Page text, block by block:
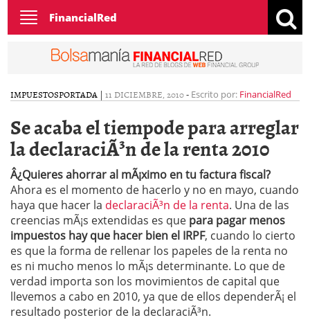
Toggle
navigation
FinancialRed
IMPUESTOSPORTADA | 11 DICIEMBRE, 2010- Escrito por: FinancialRed
Se acaba el tiempode para arreglar
la declaraciÃ³n de la renta 2010
Â¿Quieres ahorrar al mÃ¡ximo en tu factura fiscal?
Ahora es el momento de hacerlo y no en mayo, cuando
haya que hacer la declaraciÃ³n de la renta. Una de las
creencias mÃ¡s extendidas es que para pagar menos
impuestos hay que hacer bien el IRPF, cuando lo cierto
es que la forma de rellenar los papeles de la renta no
es ni mucho menos lo mÃ¡s determinante. Lo que de
verdad importa son los movimientos de capital que
llevemos a cabo en 2010, ya que de ellos dependerÃ¡ el
resultado posterior de la declaraciÃ³n.